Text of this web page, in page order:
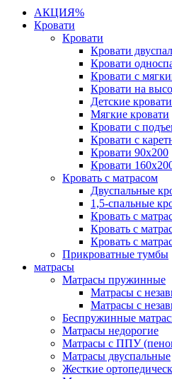
АКЦИЯ%
Кровати
Кровати
Кровати
Кровати
Кровати с
Кровати на
Детские кровати
Мягкие кровати
Кровати с
Кровати с
Кровати 90х200
Кровати
Кровать с матрасом
Двуспальные
1,5-спальные
Кровать с
Кровать с
Кровать с
Прикроватные тумбы
матрасы
Матрасы пружинные
Матрасы с
Матрасы с
Беспружинные
Матрасы недорогие
Матрасы с ППУ
Матрасы двуспальные
Жесткие